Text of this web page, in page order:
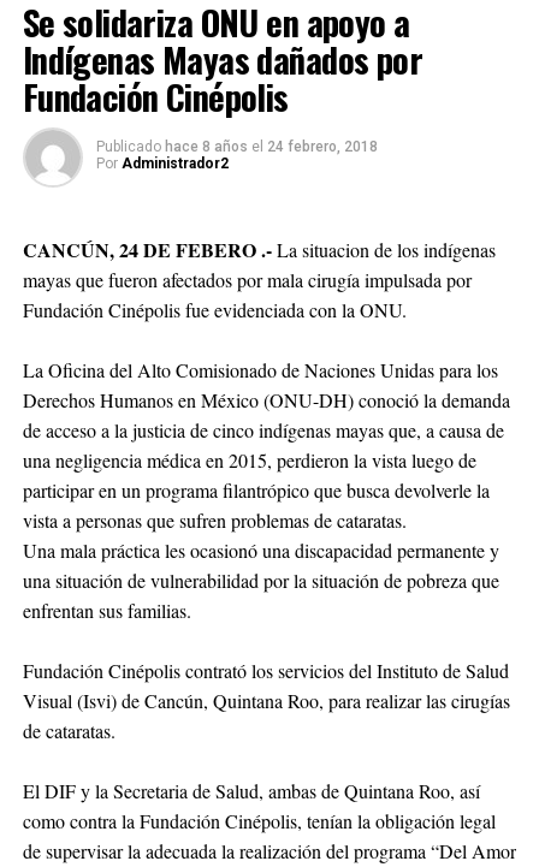
Se solidariza ONU en apoyo a
Indígenas Mayas dañados por
Fundación Cinépolis
Publicado hace 8 años el 24 febrero, 2018
Por Administrador2
CANCÚN, 24 DE FEBERO .-La situacion de los indígenas
mayas que fueron afectados por mala cirugía impulsada por
Fundación Cinépolis fue evidenciada con la ONU.
La Oficina del Alto Comisionado de Naciones Unidas para los
Derechos Humanos en México (ONU-DH) conoció la demanda
de acceso a la justicia de cinco indígenas mayas que, a causa de
una negligencia médica en 2015, perdieron la vista luego de
participar en un programa filantrópico que busca devolverle la
vista a personas que sufren problemas de cataratas.
Una mala práctica les ocasionó una discapacidad permanente y
una situación de vulnerabilidad por la situación de pobreza que
enfrentan sus familias.
Fundación Cinépolis contrató los servicios del Instituto de Salud
Visual (Isvi) de Cancún, Quintana Roo, para realizar las cirugías
de cataratas.
El DIF y la Secretaria de Salud, ambas de Quintana Roo, así
como contra la Fundación Cinépolis, tenían la obligación legal
de supervisar la adecuada la realización del programa “Del Amor